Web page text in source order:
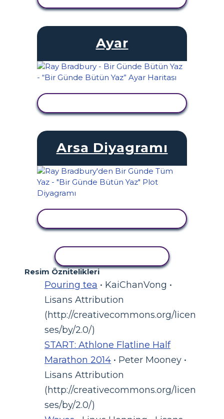
Ayar
Arsa Diyagramı
Resim Öznitelikleri
Pouring tea • KaiChanVong •
Lisans Attribution
(http://creativecommons.org/licen
ses/by/2.0/)
START: Athlone Flatline Half
Marathon 2014 • Peter Mooney •
Lisans Attribution
(http://creativecommons.org/licen
ses/by/2.0/)